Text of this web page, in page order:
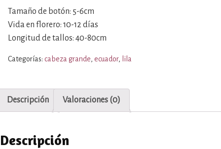
Tamaño de botón: 5-6cm
Vida en florero: 10-12 días
Longitud de tallos: 40-80cm
Categorías: cabeza grande, ecuador, lila
Descripción Valoraciones (0)
Descripción